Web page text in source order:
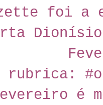
foi a
rubrica:
é